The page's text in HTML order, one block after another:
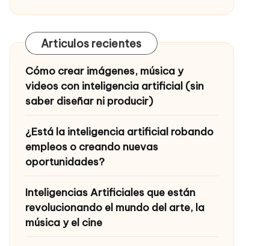
Articulos recientes
Cómo crear imágenes, música y
videos con inteligencia artificial (sin
saber diseñar ni producir)
¿Está la inteligencia artificial robando
empleos o creando nuevas
oportunidades?
Inteligencias Artificiales que están
revolucionando el mundo del arte, la
música y el cine